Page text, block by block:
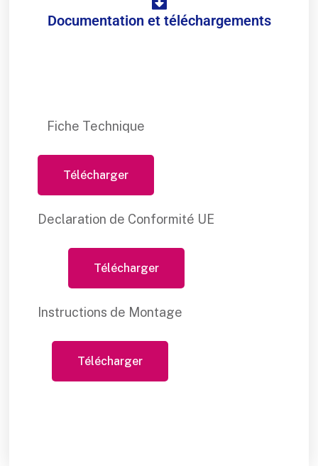
Documentation et téléchargements
Fiche Technique
Télécharger
Declaration de Conformité UE
Télécharger
Instructions de Montage
Télécharger